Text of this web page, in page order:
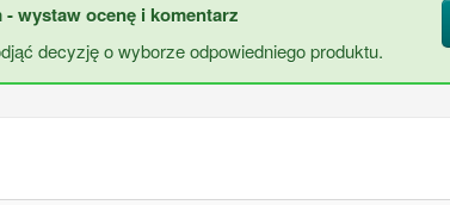
wystaw ocenę i komentarz
decyzję o wyborze odpowiedniego produktu.